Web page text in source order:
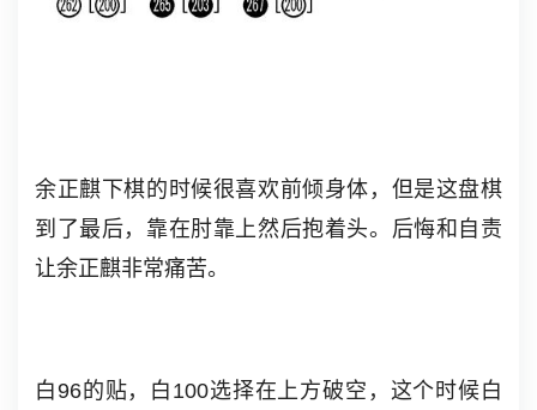
余正麒下棋的时候很喜欢前倾身体，但是这盘棋
到了最后，靠在肘靠上然后抱着头。后悔和自责
让余正麒非常痛苦。
白96的贴，白100选择在上方破空，这个时候白